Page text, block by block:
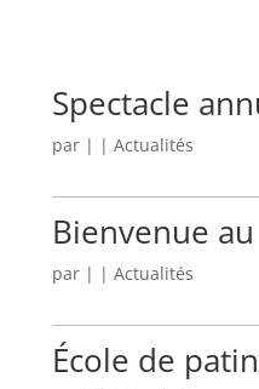
Spectacle
par | | Actualités
Bienvenue
par | | Actualités
École de